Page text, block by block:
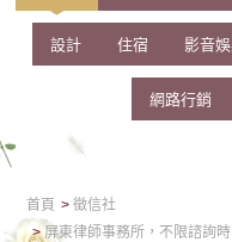
設計 住宿 影音
網路行銷
首頁
徵信社
屏東律師事務所，不限諮詢